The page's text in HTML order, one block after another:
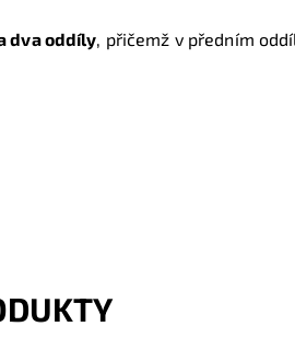
dva oddíly, přičemž v předním